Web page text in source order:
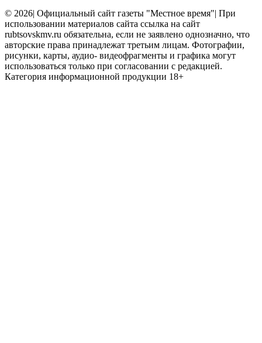
© 2026| Официальный сайт газеты "Местное время"| При
использовании материалов сайта ссылка на сайт
rubtsovskmv.ru обязательна, если не заявлено однозначно, что
авторские права принадлежат третьим лицам. Фотографии,
рисунки, карты, аудио- видеофрагменты и графика могут
использоваться только при согласовании с редакцией.
Категория информационной продукции 18+